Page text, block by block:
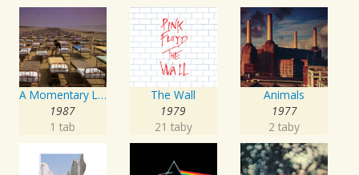
A Momentary Lapse of Reason
1987
1 tab
The Wall
1979
21 taby
Animals
1977
2 taby